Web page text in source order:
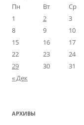
Пн
Вт Ср
1
2 3
8
9 10
15
16 17
22
23 24
29
30
31
« Дек
АРХИВЫ